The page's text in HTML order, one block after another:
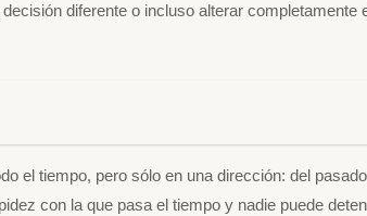
diferente o incluso alterar completamente
el tiempo, pero sólo en una dirección: del
con la que pasa el tiempo y nadie puede